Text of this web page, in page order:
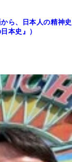
ら、日本人の精神史
本史』）